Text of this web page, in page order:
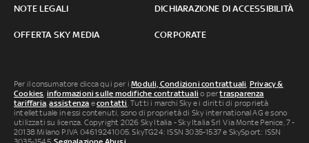
NOTE LEGALI DICHIARAZIONE DI ACCESSIBILITÀ
OFFERTA SKY MEDIA CORPORATE
Per il consumatore clicca qui per iModuli, Condizioni contrattuali, Privacy &
Cookies, informazioni sulle modifiche contrattuali o pertrasparenza
tariffaria,assistenza econtatti. Tutti i marchi Sky e i diritti di proprietà
intellettuale in essi contenuti, sono di proprietà di Sky international AG e sono
utilizzati su licenza. Copyright 2026 Sky Italia - Sky Italia Srl Via Monte Penice, 7 -
20138 Milano P.IVA 04619241005. SkyTG24: ISSN 3035-1537 e SkySport: ISSN